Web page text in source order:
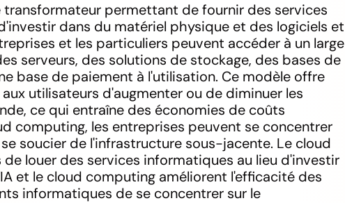
permettant de fournir des services
dans du matériel physique et des logiciels et
et les particuliers peuvent accéder à un large
serveurs, des solutions de stockage, des bases de
base de paiement à l'utilisation. Ce modèle offre
utilisateurs d'augmenter ou de diminuer les
ce qui entraîne des économies de coûts
computing, les entreprises peuvent se concentrer
soucier de l'infrastructure sous-jacente. Le cloud
louer des services informatiques au lieu d'investir
et le cloud computing améliorent l'efficacité des
informatiques de se concentrer sur le